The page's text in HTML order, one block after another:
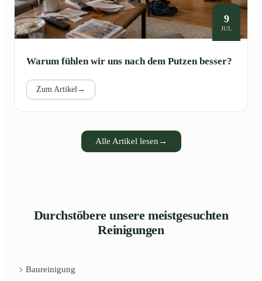
9
JUL
Warum fühlen wir uns nach dem Putzen besser?
Zum Artikel→
Alle Artikel lesen →
Durchstöbere unsere meistgesuchten
Reinigungen
Baureinigung